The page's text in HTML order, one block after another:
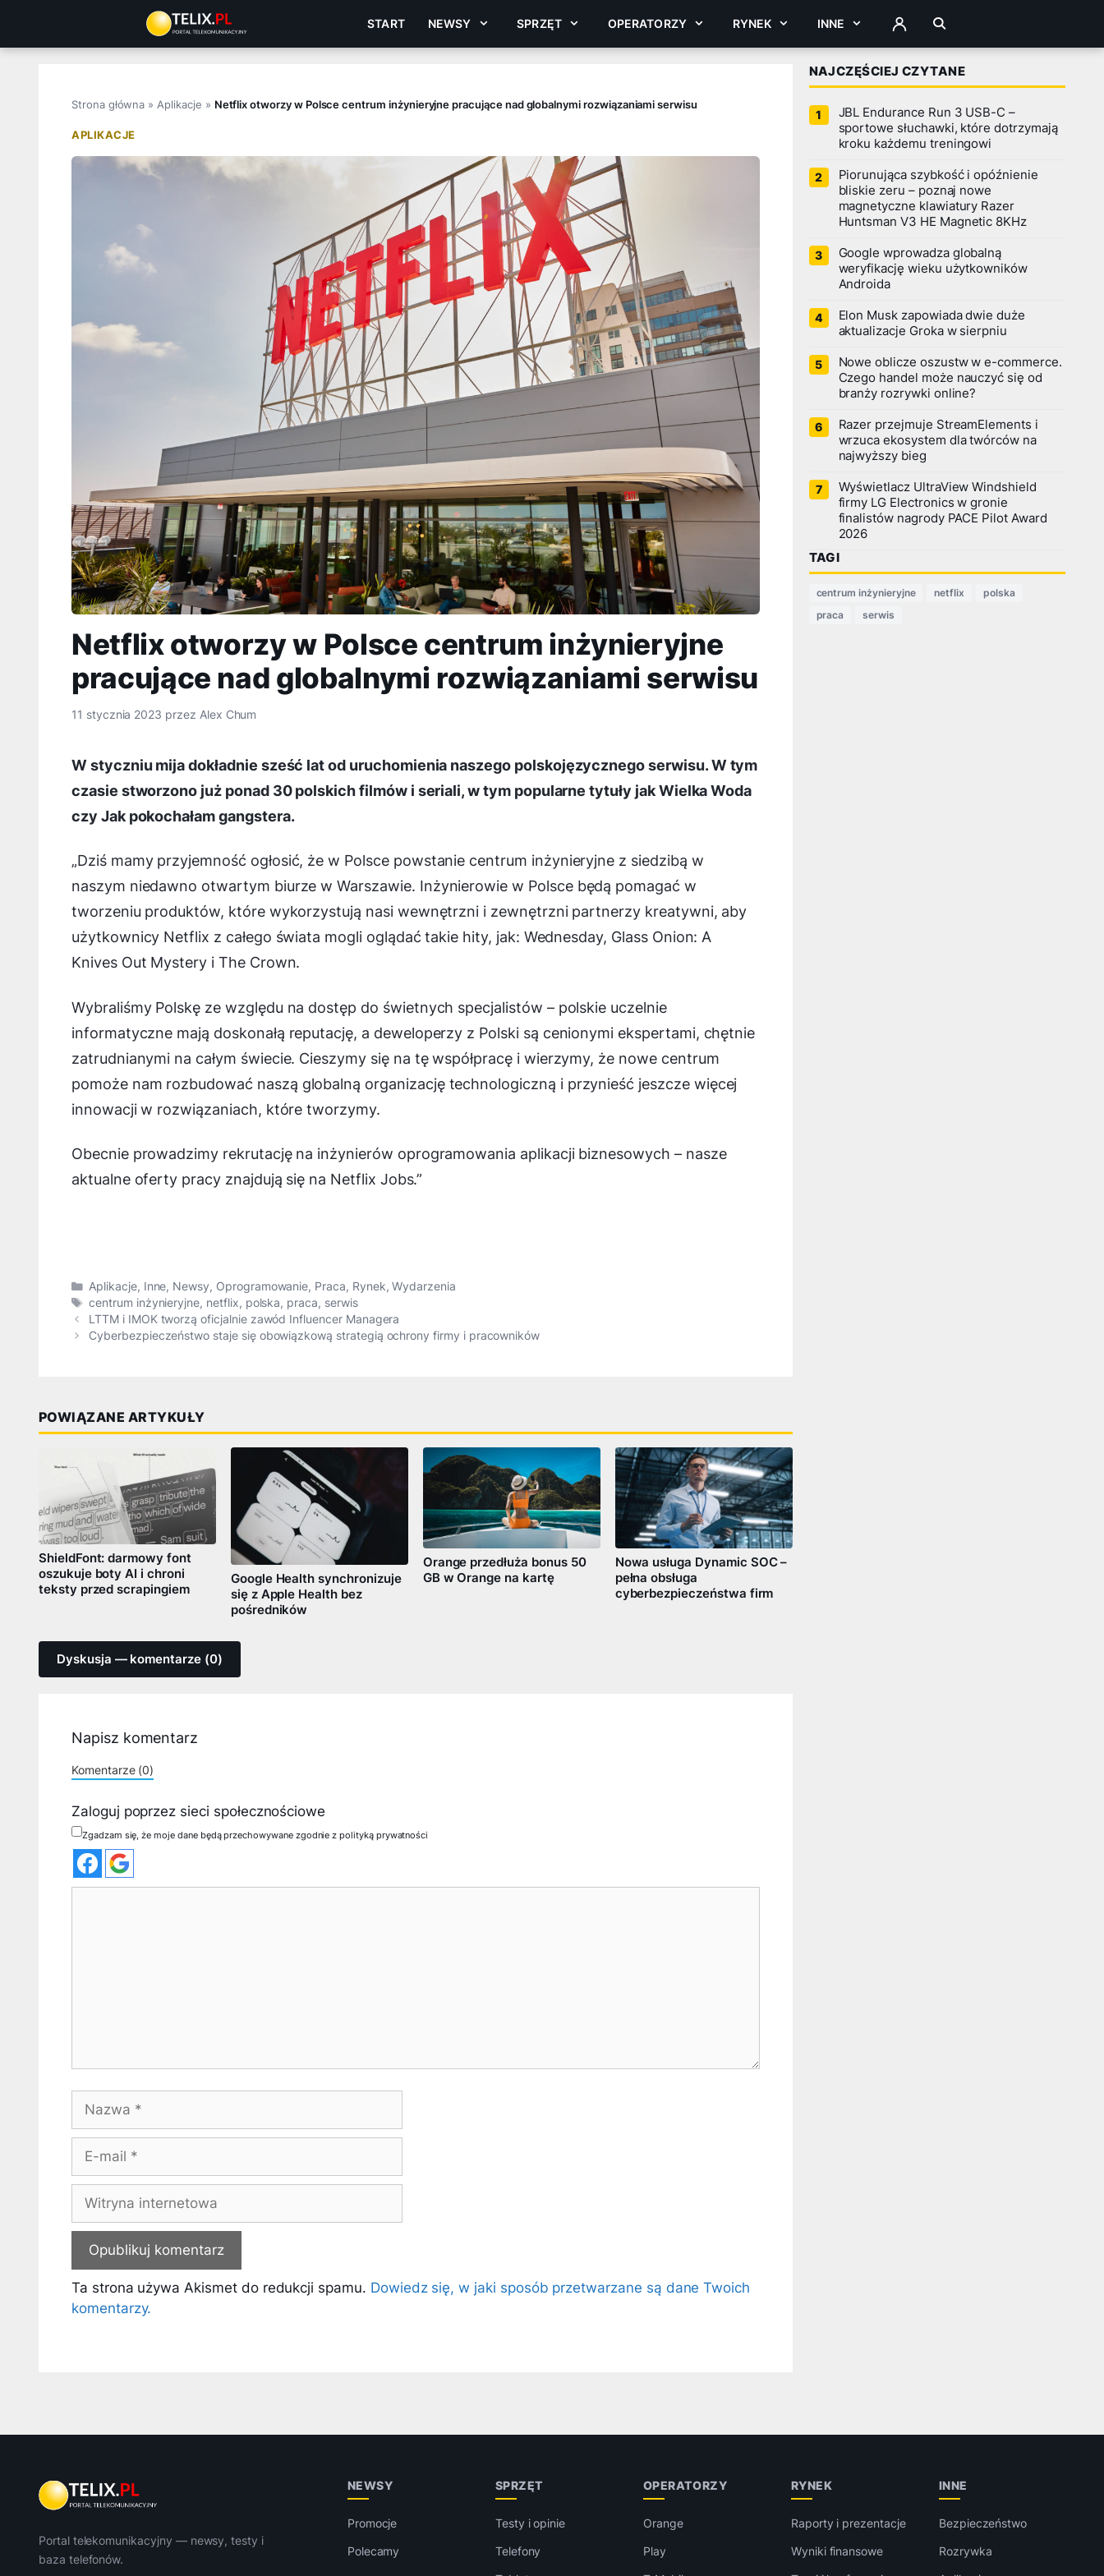
treści
START NEWSY SPRZĘT OPERATORZY RYNEK INNE ZALOGUJ
Strona główna » Aplikacje » Netflix otworzy w Polsce centrum inżynieryjne pracujące nad globalnymi rozwiązaniami serwisu
APLIKACJE
Netflix otworzy w Polsce centrum inżynieryjne
pracujące nad globalnymi rozwiązaniami serwisu
11 stycznia 2023 przez Alex Chum
W styczniu mija dokładnie sześć lat od uruchomienia naszego polskojęzycznego serwisu. W tym
czasie stworzono już ponad 30 polskich filmów i seriali, w tym popularne tytuły jak Wielka Woda
czy Jak pokochałam gangstera.
„Dziś mamy przyjemność ogłosić, że w Polsce powstanie centrum inżynieryjne z siedzibą w
naszym niedawno otwartym biurze w Warszawie. Inżynierowie w Polsce będą pomagać w
tworzeniu produktów, które wykorzystują nasi wewnętrzni i zewnętrzni partnerzy kreatywni, aby
użytkownicy Netflix z całego świata mogli oglądać takie hity, jak: Wednesday, Glass Onion: A
Knives Out Mystery i The Crown.
Wybraliśmy Polskę ze względu na dostęp do świetnych specjalistów – polskie uczelnie
informatyczne mają doskonałą reputację, a deweloperzy z Polski są cenionymi ekspertami, chętnie
zatrudnianymi na całym świecie. Cieszymy się na tę współpracę i wierzymy, że nowe centrum
pomoże nam rozbudować naszą globalną organizację technologiczną i przynieść jeszcze więcej
innowacji w rozwiązaniach, które tworzymy.
Obecnie prowadzimy rekrutację na inżynierów oprogramowania aplikacji biznesowych – nasze
aktualne oferty pracy znajdują się na Netflix Jobs.”
Kategorie
Aplikacje, Inne, Newsy, Oprogramowanie, Praca, Rynek,Wydarzenia
Tagi
centrum inżynieryjne, netflix, polska, praca, serwis
LTTM i IMOK tworzą oficjalnie zawód Influencer Managera
Cyberbezpieczeństwo staje się obowiązkową strategią ochrony firmy i pracowników
POWIĄZANE ARTYKUŁY
ShieldFont: darmowy font
oszukuje boty AI i chroni
teksty przed scrapingiem
Google Health synchronizuje
się z Apple Health bez
pośredników
Orange przedłuża bonus 50
GB w Orange na kartę
Nowa usługa Dynamic SOC –
pełna obsługa
cyberbezpieczeństwa firm
Dyskusja — komentarze (0)
Napisz komentarz
Komentarze (0)
Zaloguj poprzez sieci społecznościowe
Zgadzam się, że moje dane będą przechowywane zgodnie z polityką prywatności
mail
internetowa
Ta strona używa Akismet do redukcji spamu. Dowiedz się, w jaki sposób przetwarzane są dane Twoich
komentarzy.
NAJCZĘŚCIEJ CZYTANE
JBL Endurance Run 3 USB-C –
sportowe słuchawki, które dotrzymają
kroku każdemu treningowi
Piorunująca szybkość i opóźnienie
bliskie zeru – poznaj nowe
magnetyczne klawiatury Razer
Huntsman V3 HE Magnetic 8KHz
Google wprowadza globalną
weryfikację wieku użytkowników
Androida
Elon Musk zapowiada dwie duże
aktualizacje Groka w sierpniu
Nowe oblicze oszustw w e-commerce.
Czego handel może nauczyć się od
branży rozrywki online?
Razer przejmuje StreamElements i
wrzuca ekosystem dla twórców na
najwyższy bieg
Wyświetlacz UltraView Windshield
firmy LG Electronics w gronie
finalistów nagrody PACE Pilot Award
2026
TAGI
centrum inżynieryjne netflix
polska
praca
serwis
Portal telekomunikacyjny — newsy, testy i
baza telefonów.
NEWSY
Promocje
Polecamy
SPRZĘT
Testy i opinie
Telefony
OPERATORZY
Orange
Play
RYNEK
Raporty i prezentacje
Wyniki finansowe
INNE
Bezpieczeństwo
Rozrywka